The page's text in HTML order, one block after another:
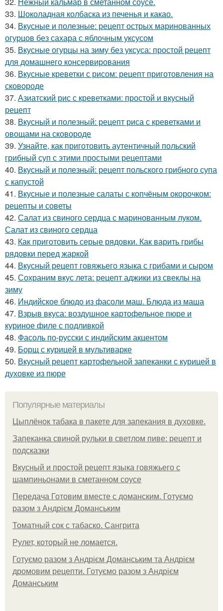
33. Шоколадная колбаска из печенья и какао.
34. Вкусные и полезные: рецепт острых маринованных
огурцов без сахара с яблочным уксусом
35. Вкусные огурцы на зиму без уксуса: простой рецепт
для домашнего консервирования
36. Вкусные креветки с рисом: рецепт приготовления на
сковороде
37. Азиатский рис с креветками: простой и вкусный
рецепт
38. Вкусный и полезный: рецепт риса с креветками и
овощами на сковороде
39. Узнайте, как приготовить аутентичный польский
грибный суп с этими простыми рецептами
40. Вкусный и полезный: рецепт польского грибного супа
с капустой
41. Вкусные и полезные салаты с копчёным окорочком:
рецепты и советы
42. Салат из свиного сердца с маринованным луком.
Салат из свиного сердца
43. Как приготовить серые рядовки. Как варить грибы
рядовки перед жаркой
44. Вкусный рецепт говяжьего языка с грибами и сыром
45. Сохраним вкус лета: рецепт аджики из свеклы на
зиму
46. Индийское блюдо из фасоли маш. Блюда из маша
47. Взрыв вкуса: воздушное картофельное пюре и
куриное филе с подливкой
48. Фасоль по-русски с индийским акцентом
49. Борщ с курицей в мультиварке
50. Вкусный рецепт картофельной запеканки с курицей в
духовке из пюре
Популярные материалы
Цыплёнок табака в пакете для запекания в духовке.
Запеканка свиной рульки в светлом пиве: рецепт и
подсказки
Вкусный и простой рецепт языка говяжьего с
шампиньонами в сметанном соусе
Передача Готовим вместе с доманским. Готуємо
разом з Андрієм Доманським
Томатный сок с табаско. Сангрита
Рулет, который не ломается.
Готуємо разом з Андрієм Доманським та Андрієм
дромовим рецепти. Готуємо разом з Андрієм
Доманським